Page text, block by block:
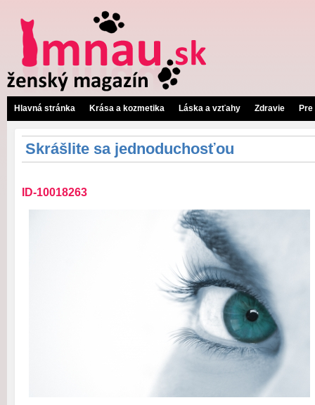
Hlavná stránka Krása a kozmetika Láska a vzťahy Zdravie
Skrášlite sa jednoduchosťou
ID-10018263